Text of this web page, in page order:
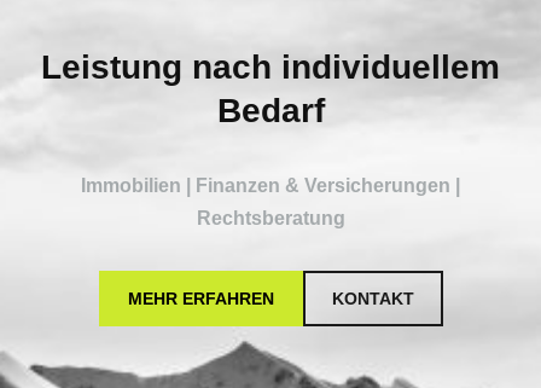
Leistung nach individuellem
Bedarf
Immobilien | Finanzen & Versicherungen |
Rechtsberatung
MEHR ERFAHREN KONTAKT